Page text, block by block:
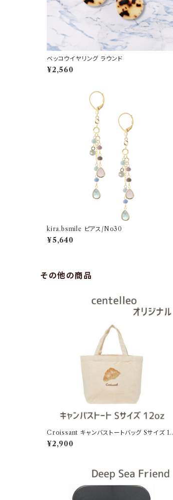
ベッコウイヤリング ラウンド
¥2,560
kira.bsmile ピアス/No30
¥5,640
その他の商品
Croissant キャンバストートバッグ Sサイズ 12
oz
¥2,900